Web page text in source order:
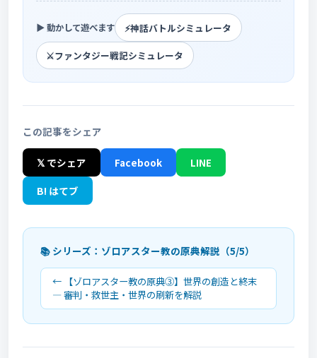
▶ 動かして遊べます ⚡神話バトルシミュレータ
⚔️ファンタジー戦記シミュレータ
この記事をシェア
𝕏 でシェア Facebook
LINE
B! はてブ
📚 シリーズ：ゾロアスター教の原典解説（5/5）
← 【ゾロアスター教の原典③】世界の創造と終末
― 審判・救世主・世界の刷新を解説